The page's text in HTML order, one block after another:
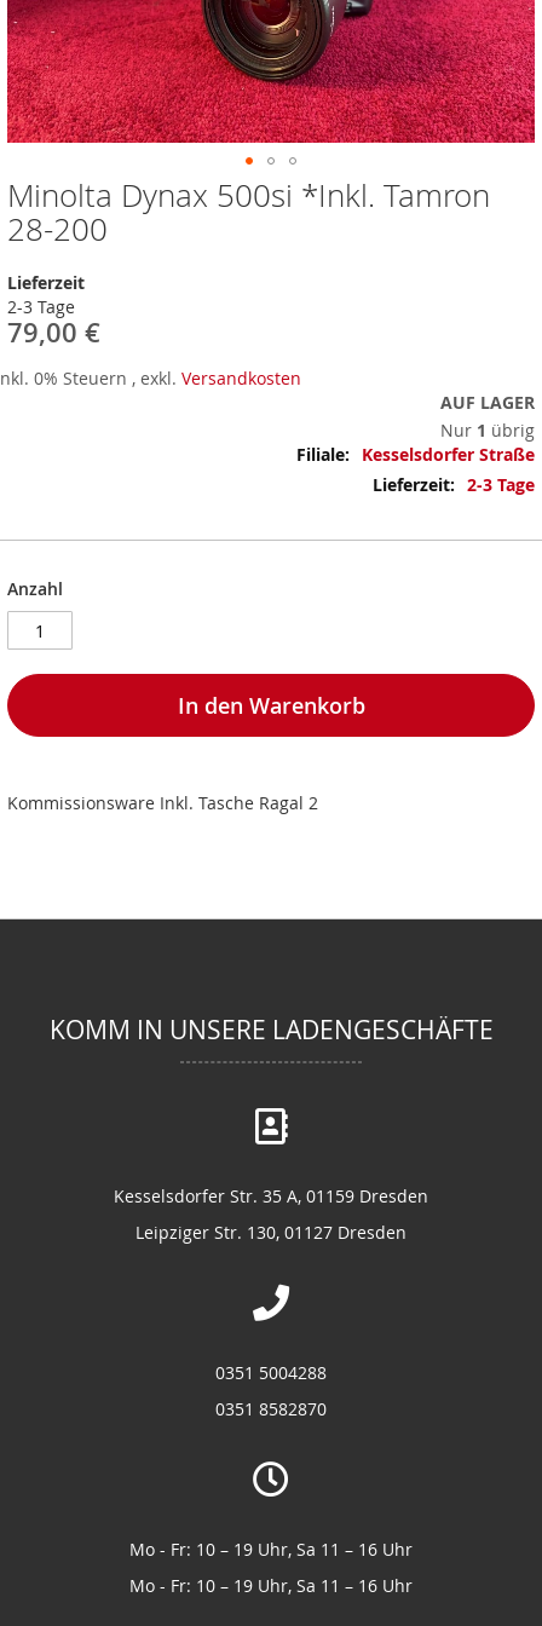
Minolta Dynax 500si *Inkl. Tamron
28-200
Lieferzeit
2-3 Tage
79,00 €
0% Steuern , exkl. Versandkosten
AUF LAGER
Nur 1 übrig
Mehr
Informationen
Kesselsdorfer Straße
2-3 Tage
Anzahl
In den Warenkorb
Kommissionsware Inkl. Tasche Ragal 2
Zum
Anfang
der
springen
KOMM IN UNSERE LADENGESCHÄFTE
Kesselsdorfer Str. 35 A, 01159 Dresden
Leipziger Str. 130, 01127 Dresden
0351 5004288
0351 8582870
Mo - Fr: 10 – 19 Uhr, Sa 11 – 16 Uhr
Mo - Fr: 10 – 19 Uhr, Sa 11 – 16 Uhr